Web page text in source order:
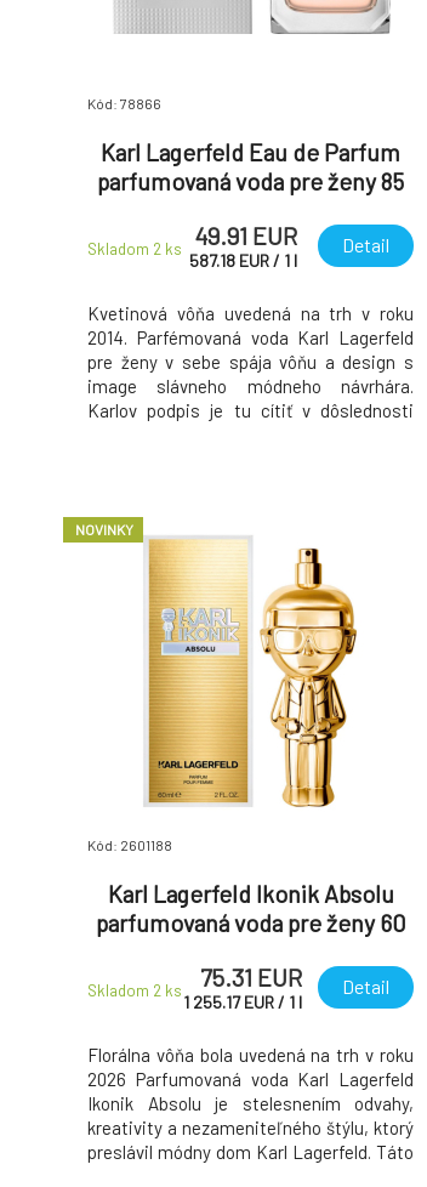
Kód: 78866
Karl Lagerfeld Eau de Parfum
parfumovaná voda pre ženy 85
Skladom 2 ks 49.91 EUR
587.18 EUR / 1 l
Detail
Kvetinová vôňa uvedená na trh v roku
2014. Parfémovaná voda Karl Lagerfeld
pre ženy v sebe spája vôňu a design s
image slávneho módneho návrhára.
Karlov podpis je tu cítiť v dôslednosti
NOVINKY
Kód: 2601188
Karl Lagerfeld Ikonik Absolu
parfumovaná voda pre ženy 60
Skladom 2 ks 75.31 EUR
1 255.17 EUR/ 1 l
Detail
Florálna vôňa bola uvedená na trh v roku
2026 Parfumovaná voda Karl Lagerfeld
Ikonik Absolu je stelesnením odvahy,
kreativity a nezameniteľného štýlu, ktorý
preslávil módny dom Karl Lagerfeld. Táto